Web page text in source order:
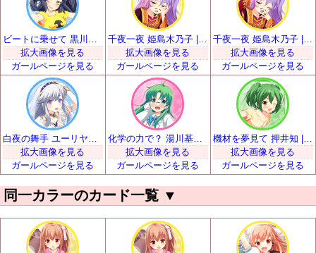
拡大画像を見る
ガールページを見る
千夜一夜 姫島木乃子 | SR
拡大画像を見る
ガールページを見る
千夜一夜 姫島木乃子 | SR
拡大画像を見る
ガールページを見る
拡大画像を見る
ガールページを見る
化学の力で？ 湯川基世 | SR
拡大画像を見る
ガールページを見る
機材を夢見て 押井知 | SR
拡大画像を見る
ガールページを見る
同一カラーのカード一覧 ▼